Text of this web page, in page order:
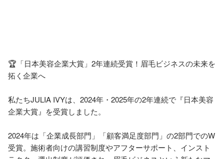
🏆「日本美容企業大賞」2年連続受賞！眉毛ビジネスの未来を
拓く企業へ
私たちJULIA IVYは、2024年・2025年の2年連続で『日本美容
企業大賞』を受賞しました。
2024年は「企業成長部門」「顧客満足度部門」の2部門でのW
受賞。施術者向けの講習制度やアフターサポート、インスト